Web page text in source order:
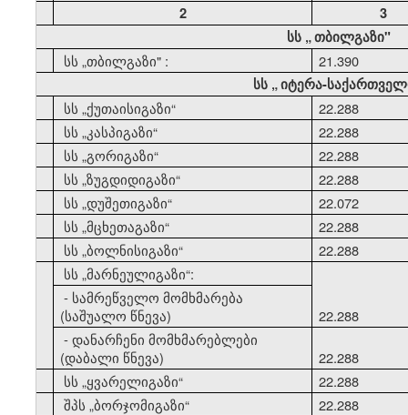
2
3
სს „თბილგაზი"
სს„თბილგაზი" :
21.390
სს „იტერა-
სს„ქუთაისიგაზი“
22.288
სს„კასპიგაზი“
22.288
სს„გორიგაზი“
22.288
სს„ზუგდიდიგაზი“
22.288
სს„დუშეთიგაზი“
22.072
სს„მცხეთაგაზი“
22.288
სს„ბოლნისიგაზი“
22.288
სს„მარნეულიგაზი“:
- სამრეწველო მომხმარება
(საშუალო წნევა)
22.288
- დანარჩენი მომხმარებლები
(დაბალი წნევა)
22.288
სს„ყვარელიგაზი“
22.288
შპს„ბორჯომიგაზი“
22.288